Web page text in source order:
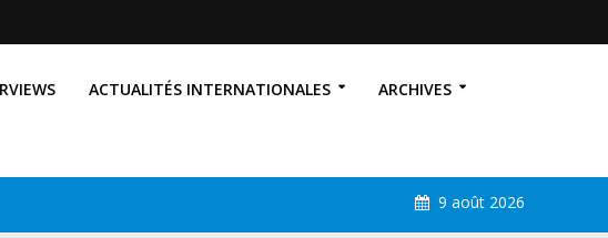
ACTUALITÉS INTERNATIONALES
ARCHIVES
9 août 2026